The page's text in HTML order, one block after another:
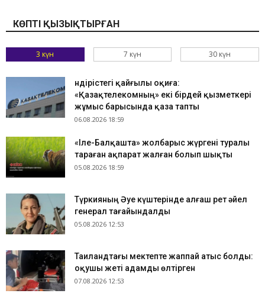
КӨПТІ ҚЫЗЫҚТЫРҒАН
3 күн 7 күн 30 күн
Өндірістегі қайғылы оқиға:
«Қазақтелекомның» екі бірдей қызметкері
жұмыс барысында қаза тапты
06.08.2026 18:59
«Іле-Балқашта» жолбарыс жүргені туралы
тараған ақпарат жалған болып шықты
05.08.2026 18:59
Түркияның Әуе күштерінде алғаш рет әйел
генерал тағайындалды
05.08.2026 12:53
Таиландтағы мектепте жаппай атыс болды:
оқушы жеті адамды өлтірген
07.08.2026 12:53